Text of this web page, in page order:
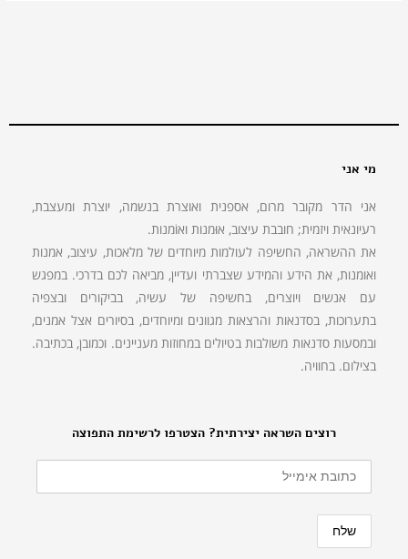
רוצים השראה יצירתית? הצטרפו לרשימת התפוצה
מי אני
אני הדר מקובר מרום, אספנית ואוצרת בנשמה, יוצרת ומעצבת,
רעיונאית ויזמית; חובבת עיצוב, אוּמנות ואוֹמנות.
את ההשראה, החשיפה לעולמות מיוחדים של מלאכות, עיצוב, אמנות
ואומנות, את הידע והמידע שצברתי ועדיין, מביאה לכם בדרכי. במפגש
עם אנשים ויוצרים, בחשיפה של עשיה, בביקורים ובצפיה
בתערוכות, בסדנאות והרצאות מגוונים ומיוחדים, בסיורים אצל אמנים,
ובמסעות סדנאות משולבות בטיולים במחוזות מעניינים. וכמובן, בכתיבה.
בצילום. בחוויה.